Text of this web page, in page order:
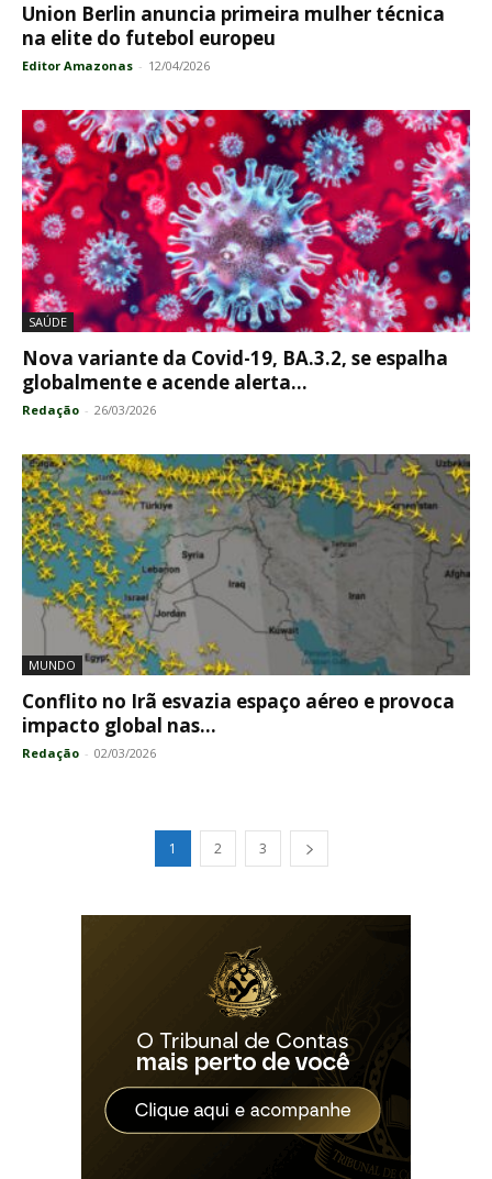
Union Berlin anuncia primeira mulher técnica
na elite do futebol europeu
Editor Amazonas - 12/04/2026
SAÚDE
Nova variante da Covid-19, BA.3.2, se espalha
globalmente e acende alerta...
Redação - 26/03/2026
MUNDO
Conflito no Irã esvazia espaço aéreo e provoca
impacto global nas...
Redação - 02/03/2026
1 2 3